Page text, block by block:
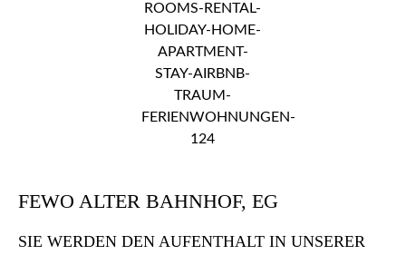
FEWO ALTER BAHNHOF, EG
SIE WERDEN DEN AUFENTHALT IN UNSERER